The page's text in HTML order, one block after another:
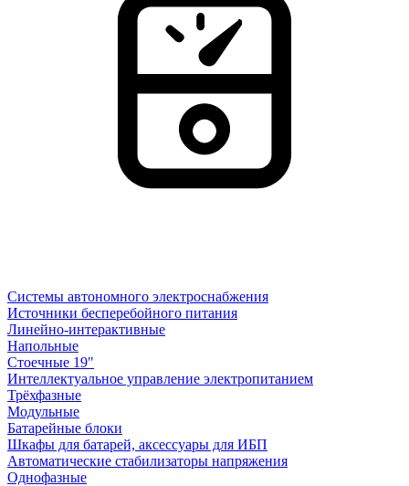
Системы автономного электроснабжения
Источники бесперебойного питания
Линейно-интерактивные
Напольные
Стоечные 19"
Интеллектуальное управление электропитанием
Трёхфазные
Модульные
Батарейные блоки
Шкафы для батарей, аксессуары для ИБП
Автоматические стабилизаторы напряжения
Однофазные